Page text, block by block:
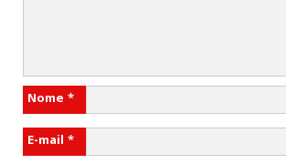
Nome *
E-mail *